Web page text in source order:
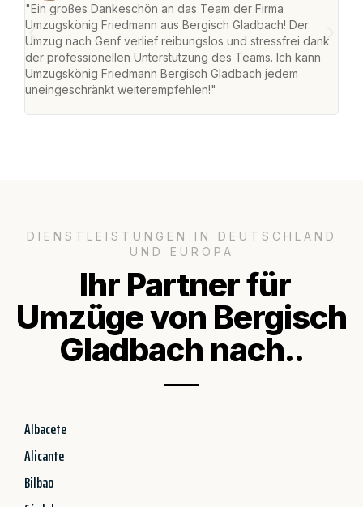
"Ein großes Dankeschön an das Team der Firma
Umzugskönig Friedmann aus Bergisch Gladbach! Der
Umzug nach Genf verlief reibungslos und stressfrei dank
der professionellen Unterstützung des Teams. Ich kann
Umzugskönig Friedmann Bergisch Gladbach jedem
uneingeschränkt weiterempfehlen!"
DIENSTLEISTUNGEN IN DEUTSCHLAND
UND EUROPA
Ihr Partner für
Umzüge von Bergisch
Gladbach nach..
Albacete
Alicante
Bilbao